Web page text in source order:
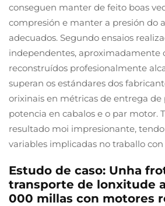
conseguen manter de feito boas
compresión e manter a presión do
adecuados. Segundo ensaios
independentes, aproximadamente
reconstruídos profesionalmente
superan os estándares dos
orixinais en métricas de entrega de
potencia en cabalos e o par motor.
resultado moi impresionante,
variables implicadas no traballo
Estudo de caso: Unha
transporte de lonxitude
000 millas con motores